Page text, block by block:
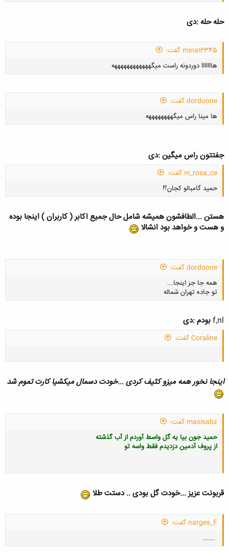
حله حله :دی
mina12345 گفت:
هااااااا دوردونه راست میگههههههههههههه
dordoone گفت:
ها مینا راس میگههههههههه
جفتتون راس میگین :دی
ni_rosa_ce گفت:
حمید گامبالو کجان؟!
هستن ...الطافشون همیشه شامل حال جمیع اکابر ( کاربران ) اینجا بوده
و هست و خواهد بود انشالا
dordoone گفت:
همه جا جز اینجا...
تو جاده تهران شماله
f,nlبودم :دی
Coraline گفت:
اینجا نخور همه میزو کثیف کردی ...خودت دسمال میکشیا کارت تموم شد
masisabz گفت:
حمید جون بیا یه گل واسط آوردم از آب گذشته
از پروف آدمین دزدیدم فقط واسه تو
قربونت عزیز ...خودت گل بودی .. دستت طلا
narges_F گفت:
......